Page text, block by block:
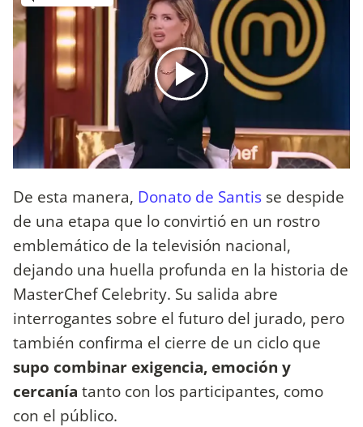
De esta manera, Donato de Santis se despide
de una etapa que lo convirtió en un rostro
emblemático de la televisión nacional,
dejando una huella profunda en la historia de
MasterChef Celebrity. Su salida abre
interrogantes sobre el futuro del jurado, pero
también confirma el cierre de un ciclo que
supo combinar exigencia, emoción y
cercanía tanto con los participantes, como
con el público.